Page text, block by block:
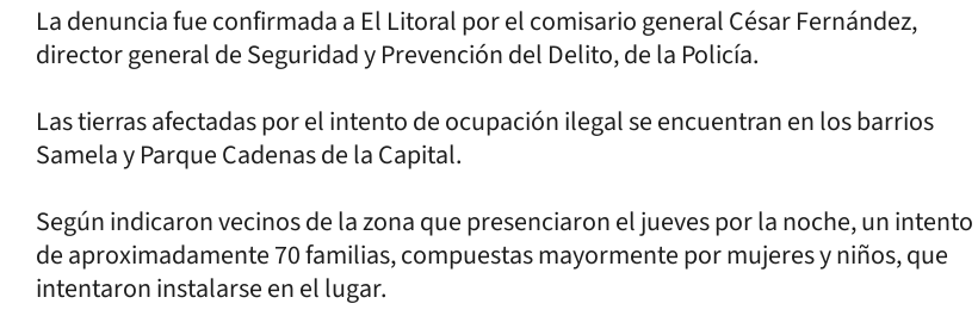
La denuncia fue confirmada a El Litoral por el comisario general César Fernández,
director general de Seguridad y Prevención del Delito, de la Policía.
Las tierras afectadas por el intento de ocupación ilegal se encuentran en los barrios
Samela y Parque Cadenas de la Capital.
Según indicaron vecinos de la zona que presenciaron el jueves por la noche, un intento
de aproximadamente 70 familias, compuestas mayormente por mujeres y niños, que
intentaron instalarse en el lugar.